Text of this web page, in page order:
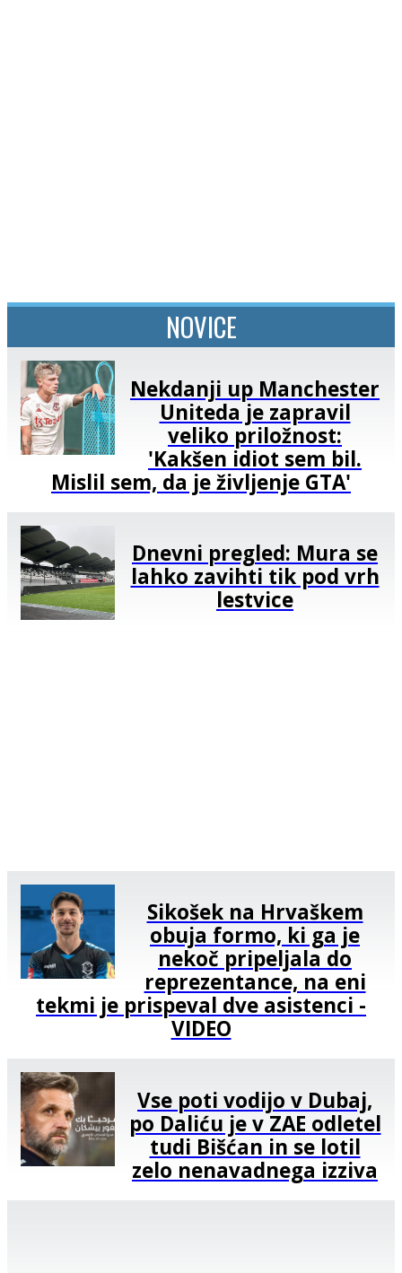
NOVICE
Nekdanji up Manchester
Uniteda je zapravil
veliko priložnost:
'Kakšen idiot sem bil.
Mislil sem, da je življenje GTA'
Dnevni pregled: Mura se
lahko zavihti tik pod vrh
lestvice
Sikošek na Hrvaškem
obuja formo, ki ga je
nekoč pripeljala do
reprezentance, na eni
tekmi je prispeval dve asistenci -
VIDEO
Vse poti vodijo v Dubaj,
po Daliću je v ZAE odletel
tudi Bišćan in se lotil
zelo nenavadnega izziva